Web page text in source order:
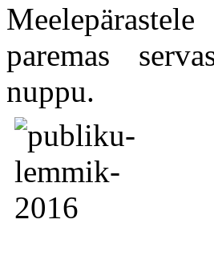
paremas
nuppu.